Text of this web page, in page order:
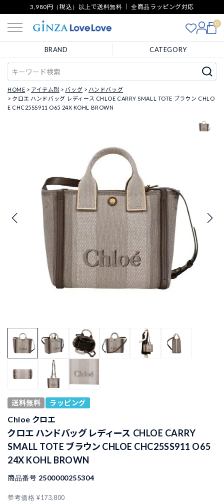
3,980円（税込）以上で送料無料 ｜ 全商品ラッピング対応
0
BRAND CATEGORY
HOME アイテム別 バッグ
ハンドバッグ
クロエ ハンドバッグ レディース CHLOE CARRY SMALL TOTE ブラウン CHLO
E CHC25SS911 O65 24X KOHL BROWN
送料無料 ラッピング
Chloe クロエ
クロエ ハンドバッグ レディース CHLOE CARRY
SMALL TOTE ブラウン CHLOE CHC25SS911 O65
24X KOHL BROWN
商品番号 2500000255304
参考価格 ¥173,800